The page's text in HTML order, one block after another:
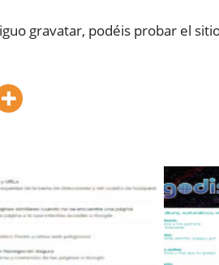
gravatar, podéis probar el